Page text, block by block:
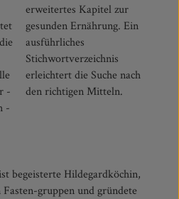
-
-
den richtigen Mitteln.
begeisterte Hildegardköchin,
gruppen und gründete